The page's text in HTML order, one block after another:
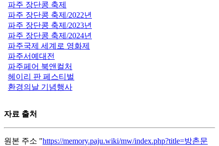
파주 장단콩 축제
파주 장단콩 축제/2022년
파주 장단콩 축제/2023년
파주 장단콩 축제/2024년
파주국제 세계로 영화제
파주서예대전
파주페어 북앤컬처
헤이리 판 페스티벌
환경의날 기념행사
자료 출처
원본 주소 "https://memory.paju.wiki/mw/index.php?title=방촌문